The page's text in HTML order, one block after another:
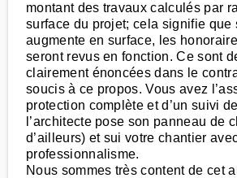
montant des travaux calculés par
surface du projet; cela signifie que
augmente en surface, les
seront revus en fonction. Ce sont
clairement énoncées dans le
soucis à ce propos. Vous avez
protection complète et d’un suivi
l’architecte pose son panneau de
d’ailleurs) et sui votre chantier
professionnalisme.
Nous sommes très content de cet